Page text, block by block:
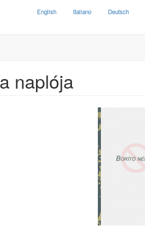
English Italiano Deutsch
naplója